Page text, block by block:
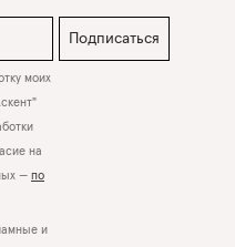
Подписаться
моих
на
— по
и